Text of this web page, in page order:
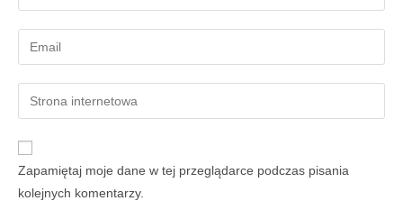
Zapamiętaj moje dane w tej przeglądarce podczas pisania
kolejnych komentarzy.